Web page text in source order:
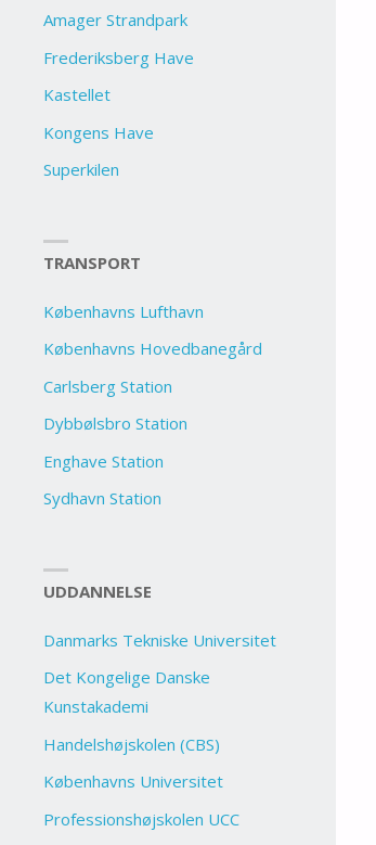
Amager Strandpark
Frederiksberg Have
Kastellet
Kongens Have
Superkilen
TRANSPORT
Københavns Lufthavn
Københavns Hovedbanegård
Carlsberg Station
Dybbølsbro Station
Enghave Station
Sydhavn Station
UDDANNELSE
Danmarks Tekniske Universitet
Det Kongelige Danske
Kunstakademi
Handelshøjskolen (CBS)
Københavns Universitet
Professionshøjskolen UCC